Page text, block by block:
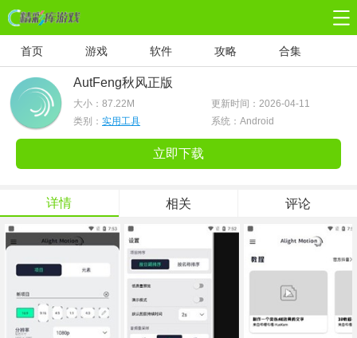
首页 游戏 软件 攻略 合集
AutFeng秋风正版
大小： 87.22M
更新时间：2026-04-11
类别： 实用工具 系统：Android
立即下载
详情 相关 评论